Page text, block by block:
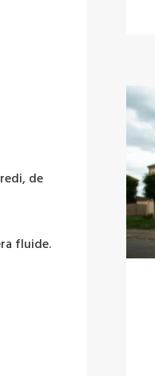
de
fluide.